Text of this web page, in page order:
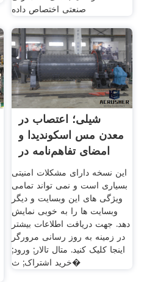
صنعتی اختصاص داده
شیلی؛ اعتصاب در
معدن مس اسکوندیدا و
امضای تفاهم‌نامه در
این نسخه دارای مشکلات امنیتی
بسیاری است و نمی تواند تمامی
ویژگی های این وبسایت و دیگر
وبسایت ها را به خوبی نمایش
دهد. جهت دریافت اطلاعات بیشتر
در زمینه به روز رسانی مرورگر
اینجا کلیک کنید. متال تالار; ورود;
خرید اشتراک; ث�